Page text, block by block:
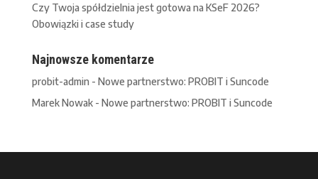
Czy Twoja spółdzielnia jest gotowa na KSeF 2026?
Obowiązki i case study
Najnowsze komentarze
probit-admin - Nowe partnerstwo: PROBIT i Suncode
Marek Nowak- Nowe partnerstwo: PROBIT i Suncode